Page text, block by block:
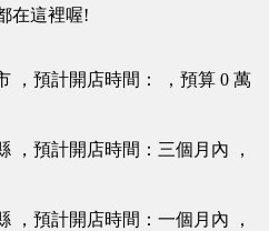
在這裡喔!
，預計開店時間： ，預算 0 萬
，預計開店時間：三個月內 ，
，預計開店時間：一個月內 ，